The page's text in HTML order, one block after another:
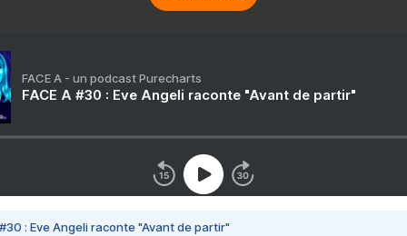
FACE A - un podcast Purecharts
FACE A #30 : Eve Angeli raconte "Avant de partir"
#30 : Eve Angeli raconte "Avant de partir"